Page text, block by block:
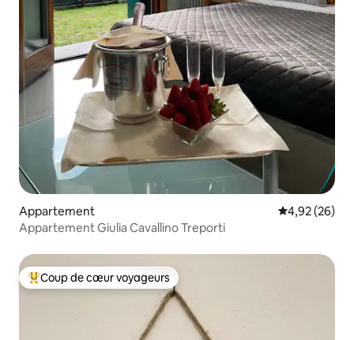
Appartement Évaluation
4,92 (26)
Appartement Giulia Cavallino Treporti
Coups de cœur voyageurs les plus appréciés
Coup de cœur voyageurs